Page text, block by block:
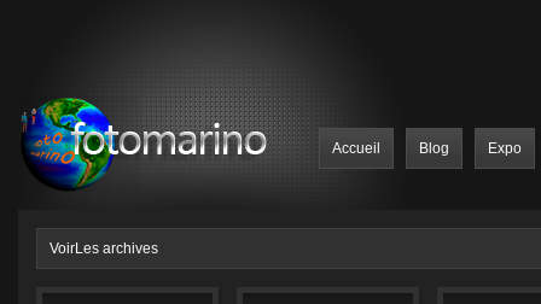
Accueil Blog Expo
VoirLes archives